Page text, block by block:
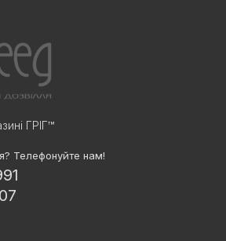
ГРІГ™
Телефонуйте нам!